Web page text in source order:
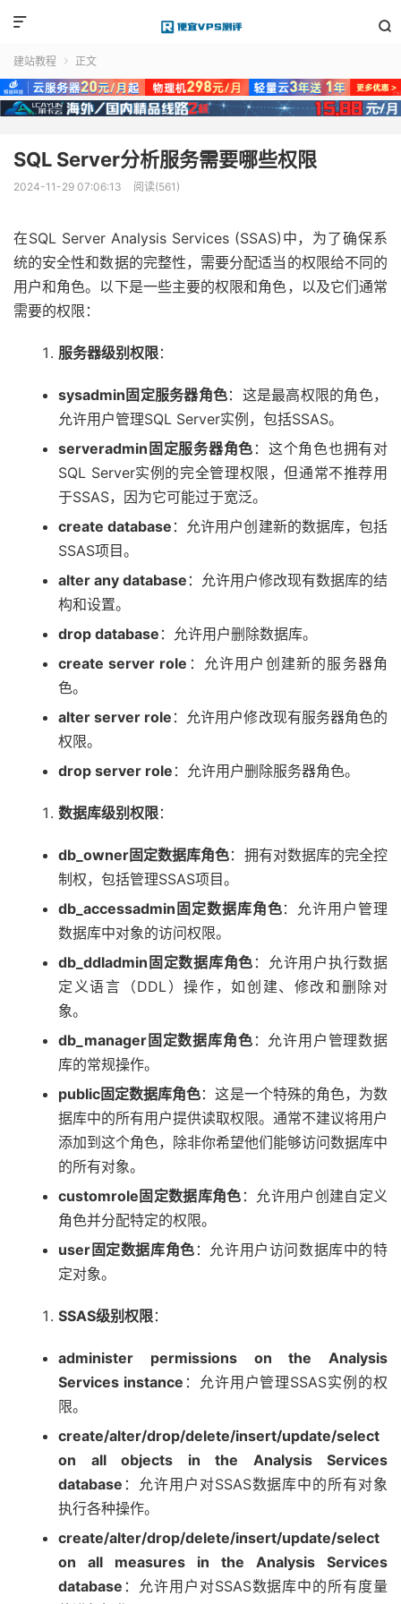


建站教程  正文
SQL Server分析服务需要哪些权限
2024-11-29 07:06:13 阅读(561)
在SQL Server Analysis Services (SSAS)中，为了确保系
统的安全性和数据的完整性，需要分配适当的权限给不同的
用户和角色。以下是一些主要的权限和角色，以及它们通常
需要的权限：
服务器级别权限：
sysadmin固定服务器角色：这是最高权限的角色，
允许用户管理SQL Server实例，包括SSAS。
serveradmin固定服务器角色 ：这个角色也拥有对
SQL Server实例的完全管理权限，但通常不推荐用
于SSAS，因为它可能过于宽泛。
create database ：允许用户创建新的数据库，包括
SSAS项目。
alter any database ：允许用户修改现有数据库的结
构和设置。
drop database ：允许用户删除数据库。
create server role ：允许用户创建新的服务器角
色。
alter server role ：允许用户修改现有服务器角色的
权限。
drop server role ：允许用户删除服务器角色。
数据库级别权限：
db_owner固定数据库角色：拥有对数据库的完全控
制权，包括管理SSAS项目。
db_accessadmin固定数据库角色：允许用户管理
数据库中对象的访问权限。
db_ddladmin固定数据库角色 ：允许用户执行数据
定义语言（DDL）操作，如创建、修改和删除对
象。
db_manager固定数据库角色 ：允许用户管理数据
库的常规操作。
public固定数据库角色：这是一个特殊的角色，为数
据库中的所有用户提供读取权限。通常不建议将用户
添加到这个角色，除非你希望他们能够访问数据库中
的所有对象。
customrole固定数据库角色 ：允许用户创建自定义
角色并分配特定的权限。
user固定数据库角色 ：允许用户访问数据库中的特
定对象。
SSAS级别权限：
administer permissions on the Analysis
Services instance ：允许用户管理SSAS实例的权
限。
create/alter/drop/delete/insert/update/select
on all objects in the Analysis Services
database ：允许用户对SSAS数据库中的所有对象
执行各种操作。
create/alter/drop/delete/insert/update/select
on all measures in the Analysis Services
database ：允许用户对SSAS数据库中的所有度量